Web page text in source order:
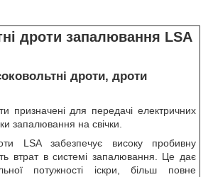
дроти запалювання LSA
дроти, дроти
призначені для передачі електричних
запалювання на свічки.
LSA забезпечує високу пробивну
втрат в системі запалювання. Це дає
потужності іскри, більш повне